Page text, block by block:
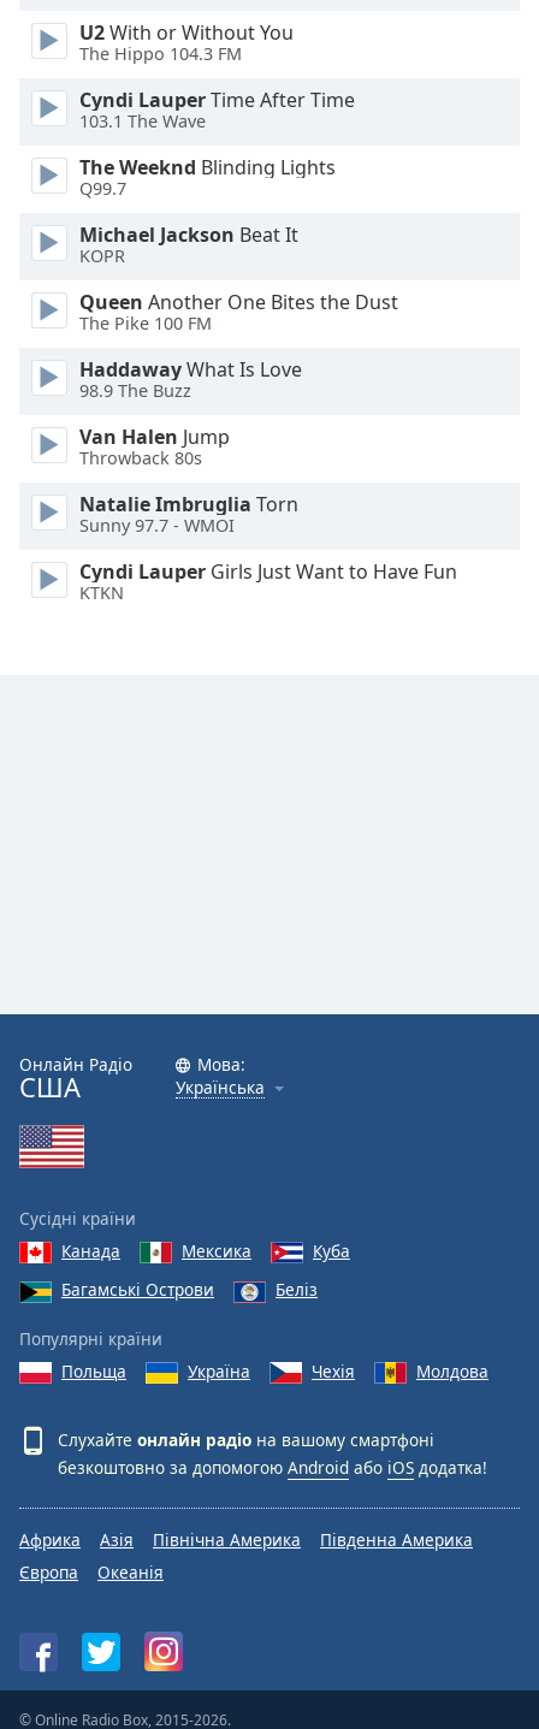
Edge
Style
Font
Family
Reset
Done
Modal
Dialog
dialog
window.
U2With or Without You
The Hippo 104.3 FM
Cyndi LauperTime After Time
103.1 The Wave
The Weeknd Blinding Lights
Q99.7
Michael Jackson Beat It
KOPR
Queen Another One Bites the Dust
The Pike 100 FM
HaddawayWhat Is Love
98.9 The Buzz
Van Halen Jump
Throwback 80s
Natalie Imbruglia Torn
Sunny 97.7 - WMOI
Cyndi Lauper Girls Just Want to Have Fun
KTKN
Онлайн Радіо
США
Мова:
Українська
Сусідні країни
Канада
Мексика
Куба
Багамські Острови
Беліз
Популярні країни
Польща
Україна Чехія Молдова
Слухайте онлайн радіо на вашому смартфоні
безкоштовно за допомогою Android або iOS додатка!
Африка Азія Північна Америка
Південна Америка
Європа
Океанія
© Online Radio Box, 2015-2026.